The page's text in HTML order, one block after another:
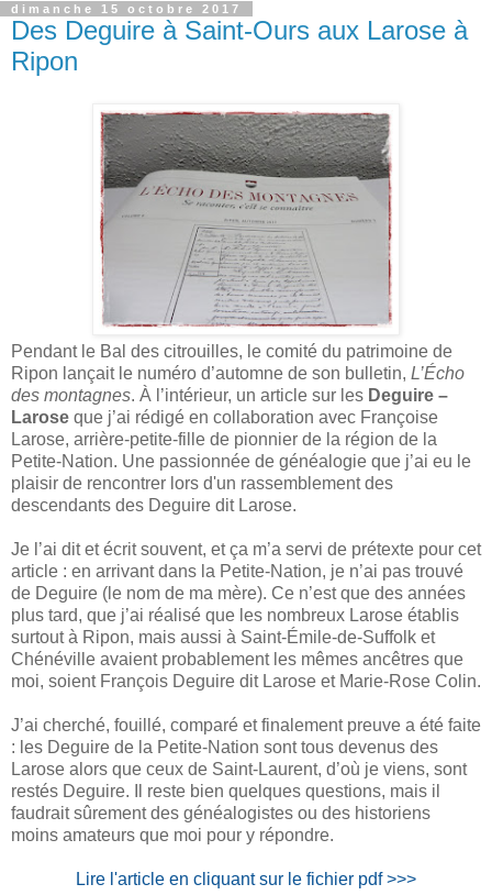
dimanche 15 octobre 2017
Des Deguire à Saint-Ours aux Larose à
Ripon
Pendant le Bal des citrouilles, le comité du patrimoine de
Ripon lançait le numéro d’automne de son bulletin, L’Écho
des montagnes. À l’intérieur, un article sur les Deguire –
Larose que j’ai rédigé en collaboration avec Françoise
Larose, arrière-petite-fille de pionnier de la région de la
Petite-Nation. Une passionnée de généalogie que j’ai eu le
plaisir de rencontrer lors d'un rassemblement des
descendants des Deguire dit Larose.
Je l’ai dit et écrit souvent, et ça m’a servi de prétexte pour cet
article : en arrivant dans la Petite-Nation, je n’ai pas trouvé
de Deguire (le nom de ma mère). Ce n’est que des années
plus tard, que j’ai réalisé que les nombreux Larose établis
surtout à Ripon, mais aussi à Saint-Émile-de-Suffolk et
Chénéville avaient probablement les mêmes ancêtres que
moi, soient François Deguire dit Larose et Marie-Rose Colin.
J’ai cherché, fouillé, comparé et finalement preuve a été faite
: les Deguire de la Petite-Nation sont tous devenus des
Larose alors que ceux de Saint-Laurent, d’où je viens, sont
restés Deguire. Il reste bien quelques questions, mais il
faudrait sûrement des généalogistes ou des historiens
moins amateurs que moi pour y répondre.
Lire l'article en cliquant sur le fichier pdf >>>